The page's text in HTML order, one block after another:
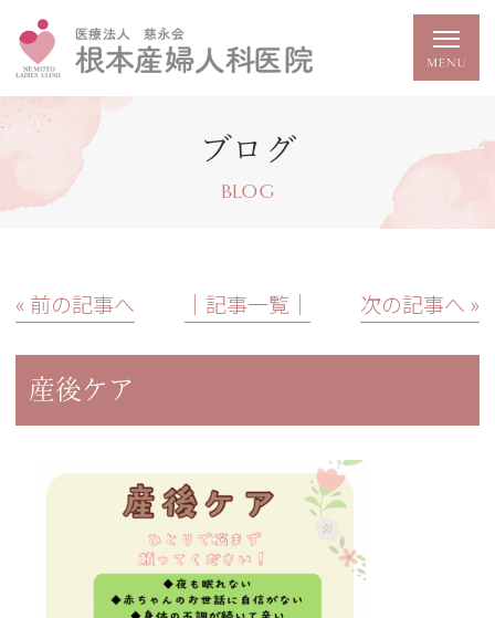
ブログ
BLOG
« 前の記事へ │記事一覧│ 次の記事へ »
産後ケア